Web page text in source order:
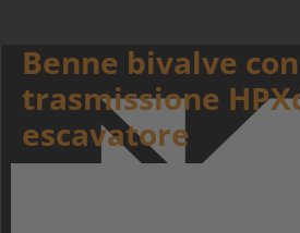
Benne bivalve con
trasmissione
escavatore